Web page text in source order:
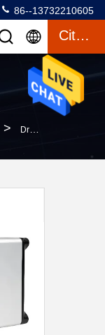
86--13732210605
Citaat
> Draagbare Beeldsystemen PV EL / PL Detector